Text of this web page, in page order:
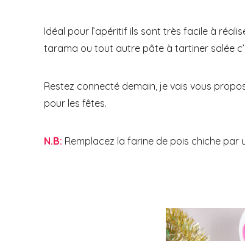
Idéal pour l’apéritif ils sont très facile à
tarama ou tout autre pâte à tartiner salée
Restez connecté demain, je vais vous
pour les fêtes.
N.B: Remplacez la farine de pois chiche par